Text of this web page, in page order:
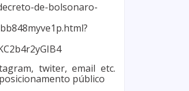
de-bolsonaro-
twiter, email etc.
público